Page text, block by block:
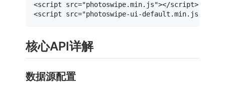
<script src="photoswipe.min.js"></script>
<script src="photoswipe-ui-default.min.js"
核心API详解
数据源配置